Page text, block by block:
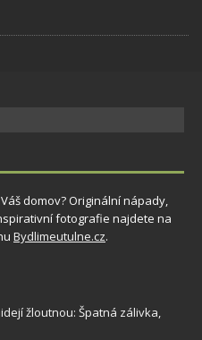
domov? Originální nápady,
fotografie najdete na
Bydlimeutulne.cz.
žloutnou: Špatná zálivka,